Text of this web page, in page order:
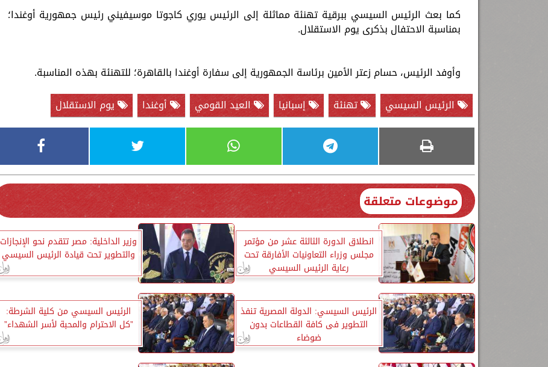
كما بعث الرئيس السيسي ببرقية تهنئة مماثلة إلى الرئيس يوري كاجوتا موسيفيني رئيس جمهورية أوغندا؛
بمناسبة الاحتفال بذكرى يوم الاستقلال.
وأوفد الرئيس، حسام زعتر الأمين برئاسة الجمهورية إلى سفارة أوغندا بالقاهرة؛ للتهنئة بهذه المناسبة.
الرئيس السيسي
تهنئة إسبانيا العيد القومي أوغندا يوم الاستقلال
موضوعات متعلقة
انطلاق الدورة الثالثة عشر من مؤتمر
مجلس وزراء التعاونيات الأفارقة تحت
رعاية الرئيس السيسي
وزير الداخلية: مصر تتقدم نحو الإنجازات
والتطوير تحت قيادة الرئيس السيسي
الرئيس السيسي: الدولة المصرية تنفذ
التطوير فى كافة القطاعات بدون
ضوضاء
الرئيس السيسي من كلية الشرطة:
”كل الاحترام والمحبة لأسر الشهداء”